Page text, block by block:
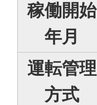
稼働開始
年月
運転管理
方式